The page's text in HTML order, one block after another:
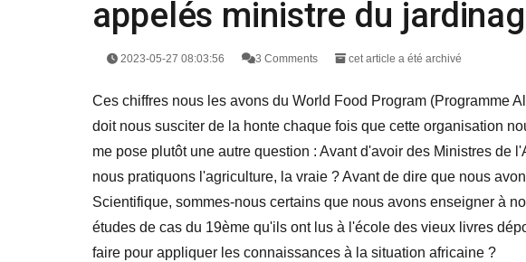
appelés ministre du
2023-05-27 08:03:56 3 Comments cet article a été archivé
Ces chiffres nous les avons du World Food Program (Programme
doit nous susciter de la honte chaque fois que cette organisation
me pose plutôt une autre question : Avant d'avoir des Ministres de
nous pratiquons l'agriculture, la vraie ? Avant de dire que nous
Scientifique, sommes-nous certains que nous avons enseigner à
études de cas du 19ème qu'ils ont lus à l'école des vieux livres
faire pour appliquer les connaissances à la situation africaine ?